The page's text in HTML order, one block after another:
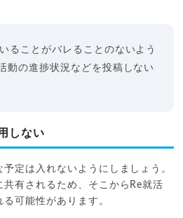
ることがバレることのないよう
動の進捗状況などを投稿しない
しない
定は入れないようにしましょう。
有されるため、そこからRe就活
可能性があります。